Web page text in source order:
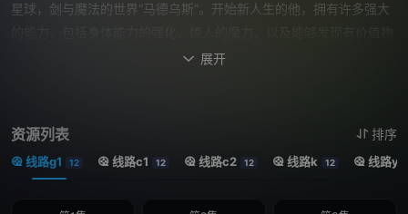
星球，剑与魔法的世界“马德乌斯”。开始新人生的他，拥有许多强大
品的“探测能力”——利用这些作弊级别的力量，神城武开始了低调的
伴们一起，一边采集素材一边继续旅行的青年在异世界的生活。
 展开
资源列表 排序
线路g1 12 线路c1 12 线路c2 12 线路k 12 线路